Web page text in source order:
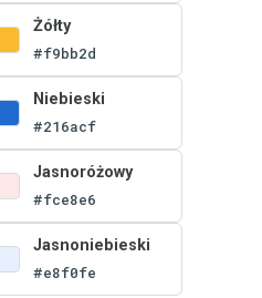
Żółty
#f9bb2d
Niebieski
#216acf
Jasnoróżowy
#fce8e6
Jasnoniebieski
#e8f0fe